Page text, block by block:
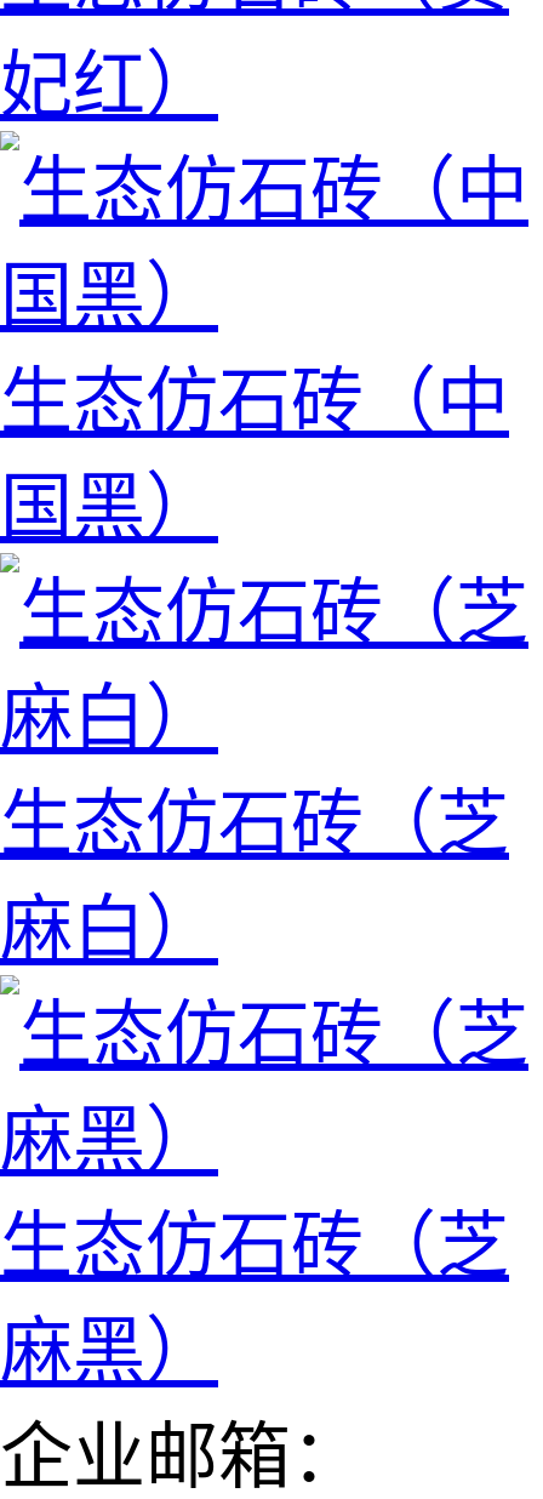
妃红）
生态仿石砖（中
国黑）
生态仿石砖（芝
麻白）
生态仿石砖（芝
麻黑）
企业邮箱：